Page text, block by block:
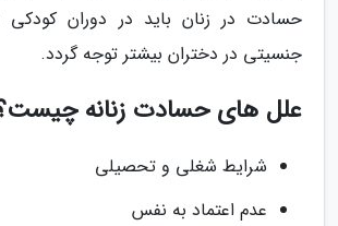
حسادت در زنان باید در دوران
جنسیتی در دختران بیشتر توجه گردد.
علل های حسادت زنانه
شرایط شغلی و تحصیلی
عدم اعتماد به نفس